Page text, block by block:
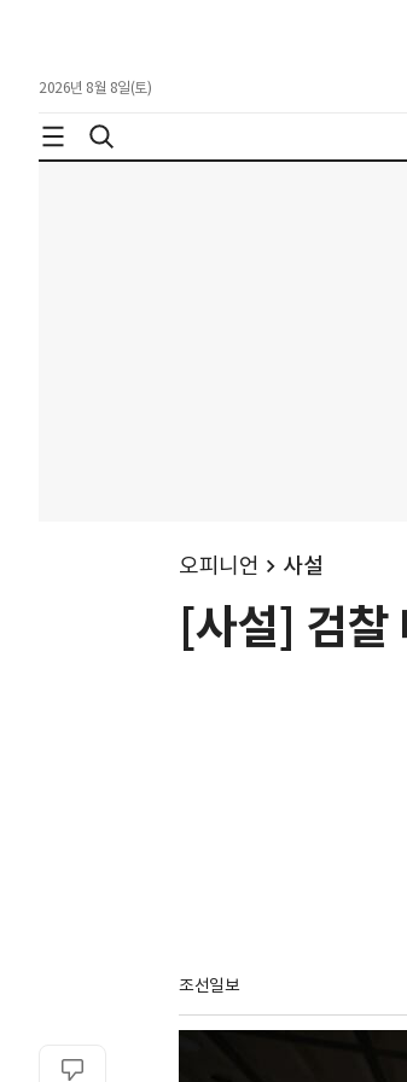
2026년 8월 8일(토)
오피니언 사설
[사설] 검찰
조선일보